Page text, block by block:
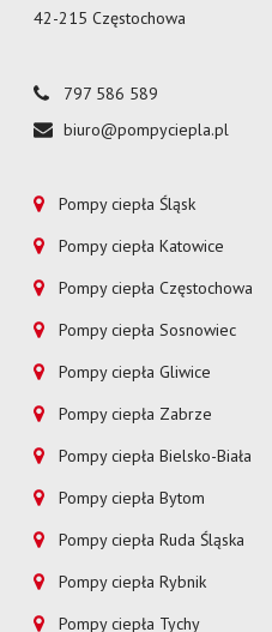
42-215 Częstochowa
797 586 589
biuro@pompyciepla.pl
Pompy ciepła Śląsk
Pompy ciepła Katowice
Pompy ciepła Częstochowa
Pompy ciepła Sosnowiec
Pompy ciepła Gliwice
Pompy ciepła Zabrze
Pompy ciepła Bielsko-Biała
Pompy ciepła Bytom
Pompy ciepła Ruda Śląska
Pompy ciepła Rybnik
Pompy ciepła Tychy